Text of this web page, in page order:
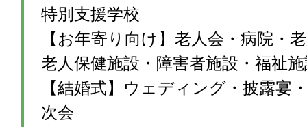
特別支援学校
【お年寄り向け】老人会・病院・
老人保健施設・障害者施設・福祉
【結婚式】ウェディング・披露宴
次会